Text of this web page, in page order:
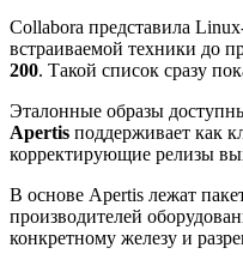
Collabora представила
встраиваемой техники до
200. Такой список сразу
Эталонные образы
Apertis поддерживает как
корректирующие релизы
В основе Apertis лежат
производителей
конкретному железу и